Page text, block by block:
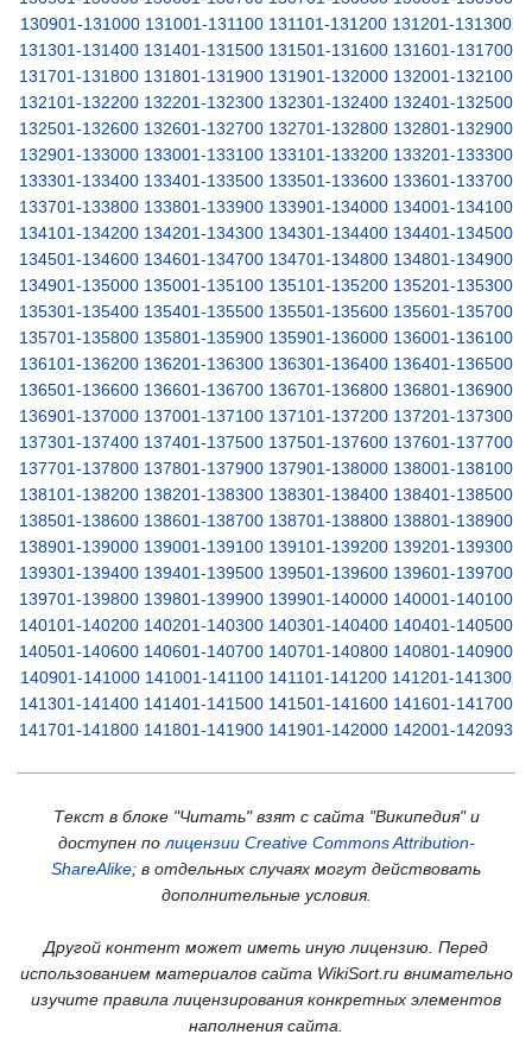
130901-131000 131001-131100 131101-131200 131201-131300
131301-131400 131401-131500 131501-131600 131601-131700
131701-131800 131801-131900 131901-132000 132001-132100
132101-132200 132201-132300 132301-132400 132401-132500
132501-132600 132601-132700 132701-132800 132801-132900
132901-133000 133001-133100 133101-133200 133201-133300
133301-133400 133401-133500 133501-133600 133601-133700
133701-133800 133801-133900 133901-134000 134001-134100
134101-134200 134201-134300 134301-134400 134401-134500
134501-134600 134601-134700 134701-134800 134801-134900
134901-135000 135001-135100 135101-135200 135201-135300
135301-135400 135401-135500 135501-135600 135601-135700
135701-135800 135801-135900 135901-136000 136001-136100
136101-136200 136201-136300 136301-136400 136401-136500
136501-136600 136601-136700 136701-136800 136801-136900
136901-137000 137001-137100 137101-137200 137201-137300
137301-137400 137401-137500 137501-137600 137601-137700
137701-137800 137801-137900 137901-138000 138001-138100
138101-138200 138201-138300 138301-138400 138401-138500
138501-138600 138601-138700 138701-138800 138801-138900
138901-139000 139001-139100 139101-139200 139201-139300
139301-139400 139401-139500 139501-139600 139601-139700
139701-139800 139801-139900 139901-140000 140001-140100
140101-140200 140201-140300 140301-140400 140401-140500
140501-140600 140601-140700 140701-140800 140801-140900
140901-141000 141001-141100 141101-141200 141201-141300
141301-141400 141401-141500 141501-141600 141601-141700
141701-141800 141801-141900 141901-142000 142001-142093
Текст в блоке "Читать" взят с сайта "Википедия" и
доступен по лицензии Creative Commons Attribution-
ShareAlike; в отдельных случаях могут действовать
дополнительные условия.
Другой контент может иметь иную лицензию. Перед
использованием материалов сайта WikiSort.ru внимательно
изучите правила лицензирования конкретных элементов
наполнения сайта.